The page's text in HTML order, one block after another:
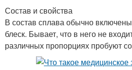
Состав и свойства
В состав сплава обычно
блеск. Бывает, что в него не
различных пропорциях пробуют